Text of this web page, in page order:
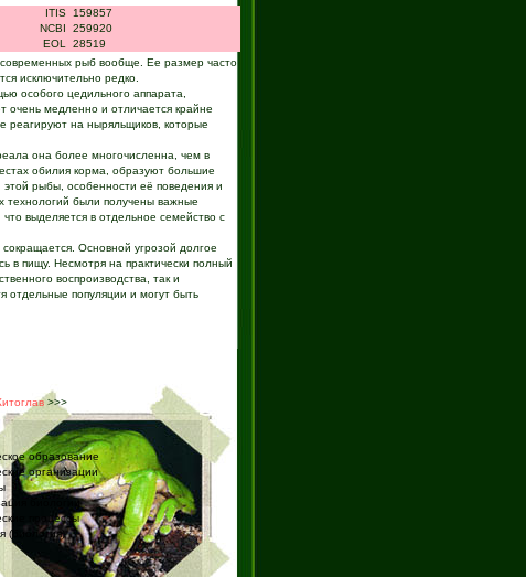
ITIS
159857
NCBI
259920
EOL
28519
рыб вообще. Ее размер часто
исключительно редко.
особого цедильного аппарата,
медленно и отличается крайне
реагируют на ныряльщиков, которые
она более многочисленна, чем в
обилия корма, образуют большие
рыбы, особенности её поведения и
технологий были получены важные
выделяется в отдельное семейство с
Основной угрозой долгое
в пищу. Несмотря на практически полный
воспроизводства, так и
отдельные популяции и могут быть
>>>
образование
организации
биологии
процессы
(биология)